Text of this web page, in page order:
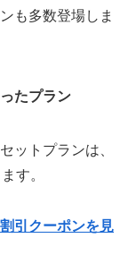
も多数登場しま
たプラン
ットプランは、
す。
引クーポンを見